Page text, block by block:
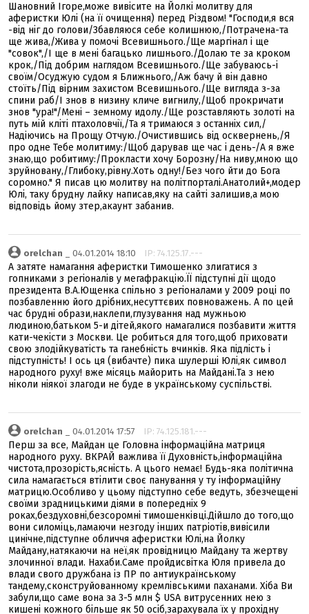
Шановний Ігоре,може вивісите на Йолкі молитву для
аферистки Юлі (на її очищення) перед Різдвом! "Господи,я вся
-від ніг до голови/Збавляюся себе колишнюю,/Потрачена-та
ще жива,/Жива у помочі Всевишнього./Ще маргінал і ще
"совок",/І ще в мені багацько лишнього./Долаю те за кроком
крок,/Під добрим наглядом Всевишнього./Ще забуваюсь-і
своїм/Осуджую судом я Ближнього,/Аж бачу й він давно
стоїть/Під вірним захистом Всевишнього./Ще вигляда з-за
спини раб/І знов в низину кличе вигнилу,/Щоб прокричати
знов "ура!"/Мені – земному идолу./Ще розставляють золоті на
путь мій кліті птахоловчії,/Та я тримаюся з останніх сил,/
Надіючись на Прощу Отчую./Очистившись від осквернень,/Я
про одне Тебе молитиму:/Щоб дарував ще час і день-/А я вже
знаю,що робитиму:/Прокласти хочу Борозну/На ниву,мною що
зруйновану,/Глибоку,рівну.Хоть одну!/Без чого йти до Бога
соромно." Я писав цю молитву на політпорталі.Анатолий+,модер
Юлі, таку брудну лайку написав,яку на сайті залишив,а мою
відповідь йому зтер,акаунт забанив.
orelchan _ 04.01.2014 18:10 IP: 74.125.17.---
А затяте намагання аферистки Тимошенко злигатися з
гопниками з регіоналів у мегафракцію.ЇЇ підступні дії щодо
президента В.А.Ющенка спільно з регіоналами у 2009 році по
позбавленню його дрібних,несуттєвих повноважень. А по цей
час брудні образи,наклепи,глузування над мужньою
людиною,батьком 5-и дітей,якого намагалися позбавити життя
кати-чекісти з Москви. Це робиться для того,щоб приховати
свою злодійкуватість та ганебність вчинків. Яка підлість і
підступність! І ось ця (вибачте) пика шулерші Юлі,як символ
народного руху! вже місяць майорить на Майдані.Та з нею
ніколи ніякої злагоди не буде в українському суспільстві.
orelchan _ 04.01.2014 17:57 IP: 74.125.181.---
Перш за все, Майдан це Головна інформаційна матриця
народного руху. ВКРАЙ важлива її Духовність,інформаційна
чистота,прозорість,ясність. А цього немає! Будь-яка політична
сила намагається втілити своє панування у ту інформаційну
матрицю.Особливо у цьому підступно себе ведуть, збезчещені
своїми зрадницькими діями в попередніх 9
роках,бездуховні,безсоромні тимошенківці.Дійшло до того,що
вони силоміць,ламаючи незгоду інших патріотів,вивісили
цинічне,підступне обличчя аферистки Юлі,на Йолку
Майдану,натякаючи на неї,як провідницю Майдану та жертву
злочинної влади. Нахаби.Саме пройдисвітка Юля привела до
влади свого дружбана із ПР по антиукраїнському
тандему,сконструйованному кремлівськими паханами. Хіба Ви
забули,що саме вона за 3-5 млн $ USA витрусенних нею з
кишені кожного більше як 50 осіб,зарахувала їх у прохідну